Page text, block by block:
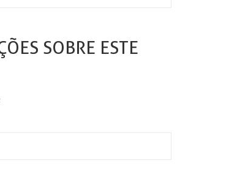
SOBRE ESTE